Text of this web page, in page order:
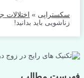
سکستراپی » اختلالات
زناشویی باید بدانید!